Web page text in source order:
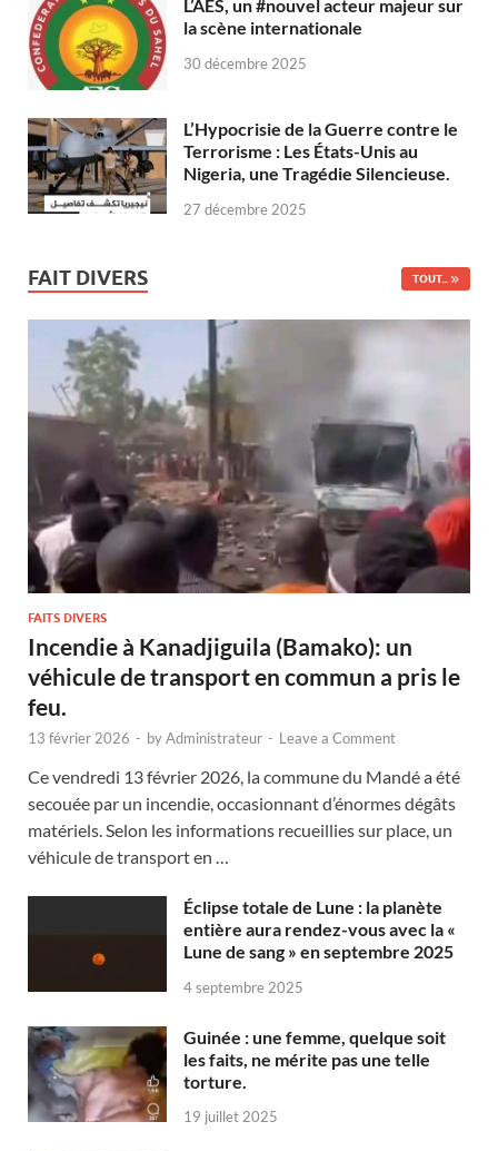
L’AES, un #nouvel acteur majeur sur
la scène internationale
30 décembre 2025
L’Hypocrisie de la Guerre contre le
Terrorisme : Les États-Unis au
Nigeria, une Tragédie Silencieuse.
27 décembre 2025
FAIT DIVERS TOUT...
FAITS DIVERS
Incendie à Kanadjiguila (Bamako): un
véhicule de transport en commun a pris le
feu.
13 février 2026 - byAdministrateur - Leave a Comment
Ce vendredi 13 février 2026, la commune du Mandé a été
secouée par un incendie, occasionnant d’énormes dégâts
matériels. Selon les informations recueillies sur place, un
véhicule de transport en …
Éclipse totale de Lune : la planète
entière aura rendez-vous avec la «
Lune de sang » en septembre 2025
4 septembre 2025
Guinée : une femme, quelque soit
les faits, ne mérite pas une telle
torture.
19 juillet 2025